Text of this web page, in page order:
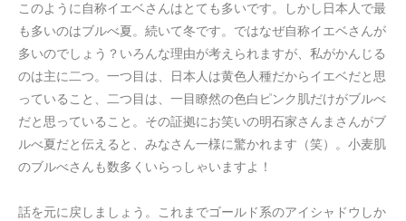
このように自称イエベさんはとても多いです。しかし日本人で最
も多いのはブルべ夏。続いて冬です。ではなぜ自称イエベさんが
多いのでしょう？いろんな理由が考えられますが、私がかんじる
のは主に二つ。一つ目は、日本人は黄色人種だからイエベだと思
っていること、二つ目は、一目瞭然の色白ピンク肌だけがブルべ
だと思っていること。その証拠にお笑いの明石家さんまさんがブ
ルべ夏だと伝えると、みなさん一様に驚かれます（笑）。小麦肌
のブルべさんも数多くいらっしゃいますよ！
話を元に戻しましょう。これまでゴールド系のアイシャドウしか